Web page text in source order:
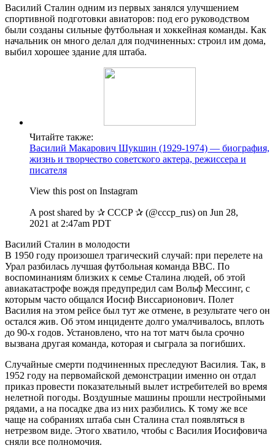
Василий Сталин одним из первых занялся улучшением
спортивной подготовки авиаторов: под его руководством
были созданы сильные футбольная и хоккейная команды. Как
начальник он много делал для подчиненных: строил им дома,
выбил хорошее здание для штаба.
Читайте также:
Василий Макарович Шукшин (1929-1974) — биография,
жизнь и творчество советского актера, режиссера и
писателя
View this post on Instagram
A post shared by ✰ CCCP ✰ (@cccp_rus) on Jun 28,
2021 at 2:47am PDT
Василий Сталин в молодости
В 1950 году произошел трагический случай: при перелете на
Урал разбилась лучшая футбольная команда ВВС. По
воспоминаниям близких к семье Сталина людей, об этой
авиакатастрофе вождя предупредил сам Вольф Мессинг, с
которым часто общался Иосиф Виссарионович. Полет
Василия на этом рейсе был тут же отмене, в результате чего он
остался жив. Об этом инциденте долго умалчивалось, вплоть
до 90-х годов. Установлено, что на тот матч была срочно
вызвана другая команда, которая и сыграла за погибших.
Случайные смерти подчиненных преследуют Василия. Так, в
1952 году на первомайской демонстрации именно он отдал
приказ провести показательный вылет истребителей во время
нелетной погоды. Воздушные машины прошли нестройными
рядами, а на посадке два из них разбились. К тому же все
чаще на собраниях штаба сын Сталина стал появляться в
нетрезвом виде. Этого хватило, чтобы с Василия Иосифовича
сняли все полномочия.